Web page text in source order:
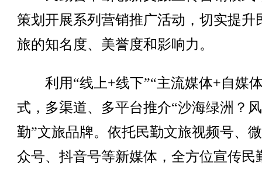
策划开展系列营销推广活动，切实提升
旅的知名度、美誉度和影响力。
利用“线上+线下”“主流媒体+自媒
式，多渠道、多平台推介“沙海绿洲？
勤”文旅品牌。依托民勤文旅视频号、
众号、抖音号等新媒体，全方位宣传民